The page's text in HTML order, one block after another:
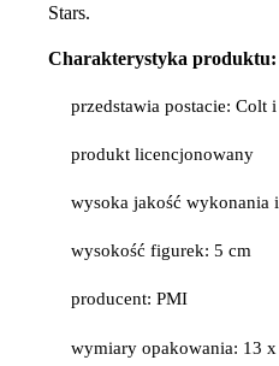
Stars.
Charakterystyka produktu:
przedstawia postacie: Colt
produkt licencjonowany
wysoka jakość wykonania
wysokość figurek: 5 cm
producent: PMI
wymiary opakowania: 13